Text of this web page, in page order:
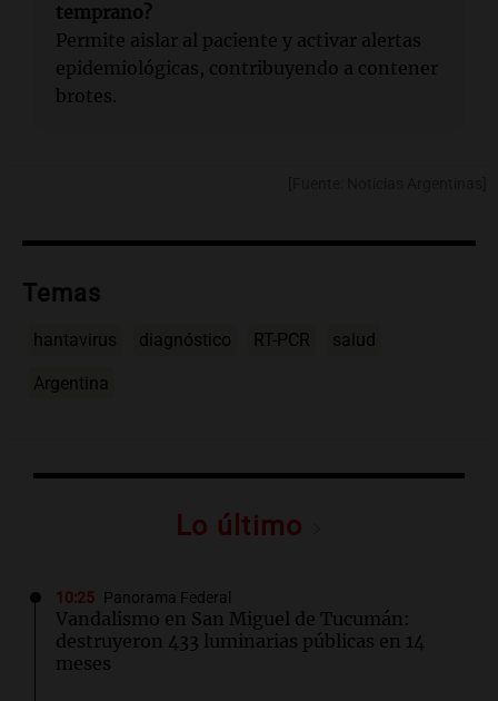
temprano?
Permite aislar al paciente y activar alertas
epidemiológicas, contribuyendo a contener
brotes.
Temas
hantavirus diagnóstico RT-PCR salud
Argentina
Lo último
10:25 Panorama Federal
Vandalismo en San Miguel de Tucumán:
destruyeron 433 luminarias públicas en 14
meses